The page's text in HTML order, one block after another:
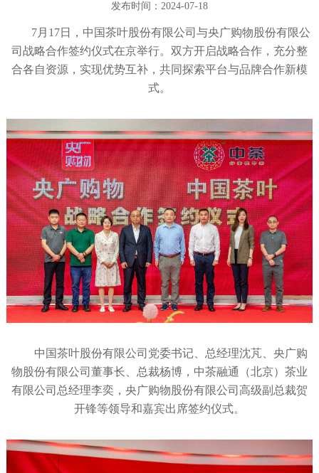
发布时间： 2024-07-18
7月17日，中国茶叶股份有限公司与央广购物股份有限公
司战略合作签约仪式在京举行。双方开启战略合作，充分整
合各自资源，实现优势互补，共同探索平台与品牌合作新模
式。
中国茶叶股份有限公司党委书记、总经理沈芃、央广购
物股份有限公司董事长、总裁杨博，中茶融通（北京）茶业
有限公司总经理李奕，央广购物股份有限公司高级副总裁贺
开锋等领导和嘉宾出席签约仪式。